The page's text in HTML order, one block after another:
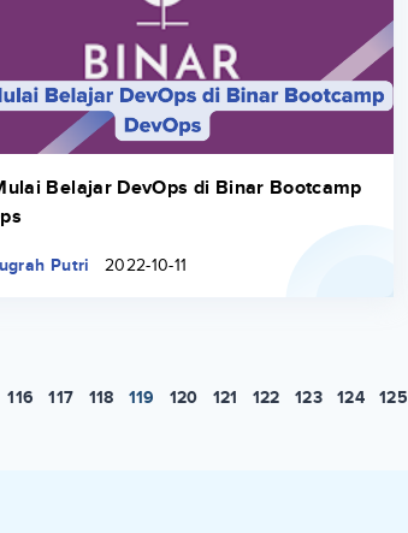
Belajar DevOps di Binar Bootcamp
Putri 2022-10-11
116 117 118 119 120 121 122 123 124 125